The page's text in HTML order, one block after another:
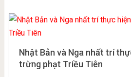
Nhật Bản và Nga nhất trí
trừng phạt Triều Tiên